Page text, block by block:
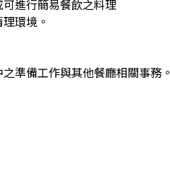
進行簡易餐飲之料理
環境。
準備工作與其他餐廳相關事務。